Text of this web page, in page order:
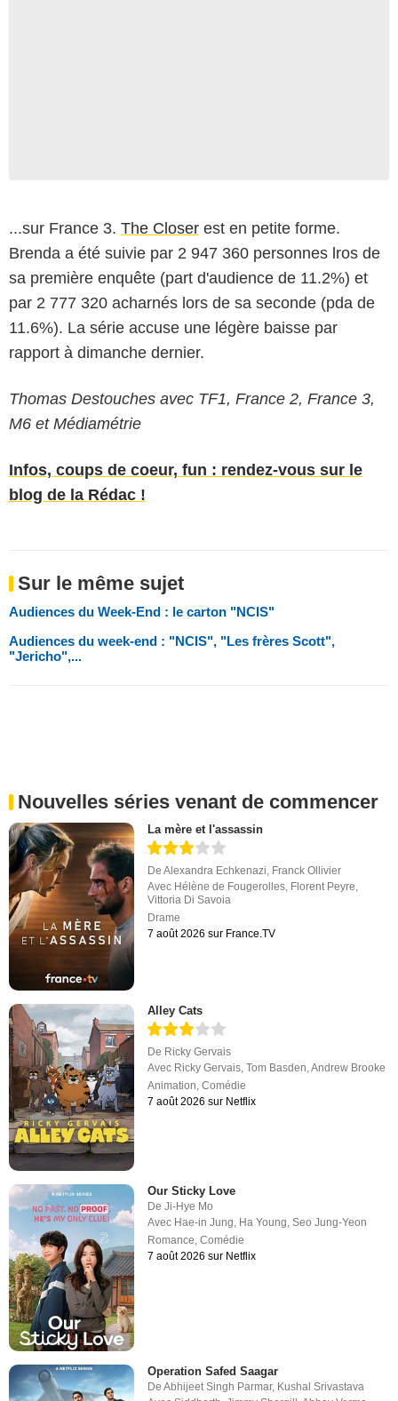
...sur France 3. The Closer est en petite forme.
Brenda a été suivie par 2 947 360 personnes lros de
sa première enquête (part d'audience de 11.2%) et
par 2 777 320 acharnés lors de sa seconde (pda de
11.6%). La série accuse une légère baisse par
rapport à dimanche dernier.
Thomas Destouches avec TF1, France 2, France 3,
M6 et Médiamétrie
Infos, coups de coeur, fun : rendez-vous sur le
blog de la Rédac !
Sur le même sujet
Audiences du Week-End : le carton "NCIS"
Audiences du week-end : "NCIS", "Les frères Scott",
"Jericho",...
Nouvelles séries venant de commencer
La mère et l'assassin
DeAlexandra Echkenazi, Franck Ollivier
Avec Hélène de Fougerolles, Florent Peyre,
Vittoria Di Savoia
Drame
7 août 2026 sur France.TV
Alley Cats
De Ricky Gervais
Avec Ricky Gervais ,Tom Basden ,Andrew Brooke
Animation ,Comédie
7 août 2026 sur Netflix
Our Sticky Love
DeJi-Hye Mo
Avec Hae-in Jung, Ha Young,Seo Jung-Yeon
Romance,Comédie
7 août 2026 sur Netflix
Operation Safed Saagar
DeAbhijeet Singh Parmar, Kushal Srivastava